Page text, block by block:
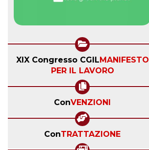
XIX Congresso CGILMANIFESTO
PER IL LAVORO
ConVENZIONI
ConTRATTAZIONE